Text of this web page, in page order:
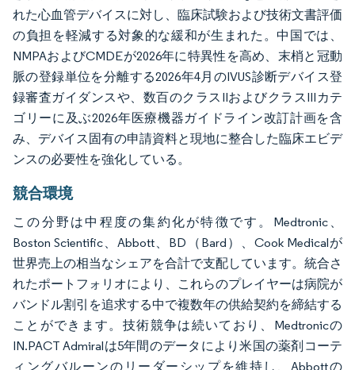
れた心血管デバイスに対し、臨床試験および技術文書評価
の負担を軽減する対象的な緩和が生まれた。中国では、
NMPAおよびCMDEが2026年に特異性を高め、末梢と冠動
脈の登録単位を分離する2026年4月のIVUS診断デバイス登
録審査ガイダンスや、数百のクラスIIおよびクラスIIIカテ
ゴリーに及ぶ2026年医療機器ガイドライン改訂計画を含
み、デバイス固有の申請資料と現地に整合した臨床エビデ
ンスの必要性を強化している。
競合環境
この分野は中程度の集約化が特徴です。Medtronic、
Boston Scientific、Abbott、BD（Bard）、Cook Medicalが
世界売上の相当なシェアを合計で支配しています。統合さ
れたポートフォリオにより、これらのプレイヤーは病院が
バンドル割引を追求する中で複数年の供給契約を締結する
ことができます。技術競争は続いており、Medtronicの
IN.PACT Admiralは5年間のデータにより米国の薬剤コーテ
ィングバルーンのリーダーシップを維持し、Abbottの